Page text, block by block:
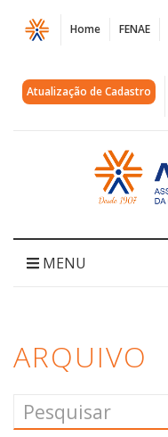
Página
Arquivos
reforma
APCEF/SP
Home FENAE
Atualização de Cadastro
Acessar
página
inicial
MENU
ARQUIVO